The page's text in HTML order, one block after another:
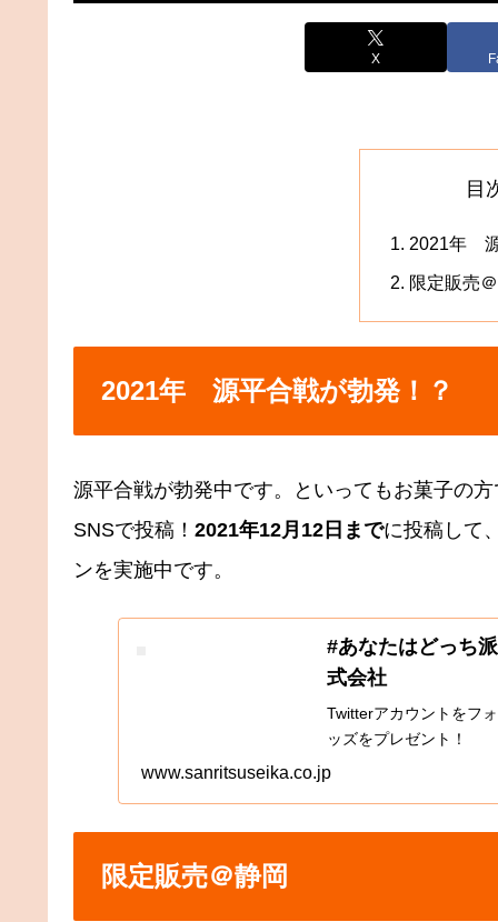
X
目
2021年
限定販売
2021年 源平合戦が勃発！？
源平合戦が勃発中です。といってもお菓子の
SNSで投稿！ 2021年12月12日までに投稿して
ンを実施中です。
#あなたはどっち
式会社
Twitterアカウントをフ
ッズをプレゼント！
www.sanritsuseika.co.jp
限定販売＠静岡